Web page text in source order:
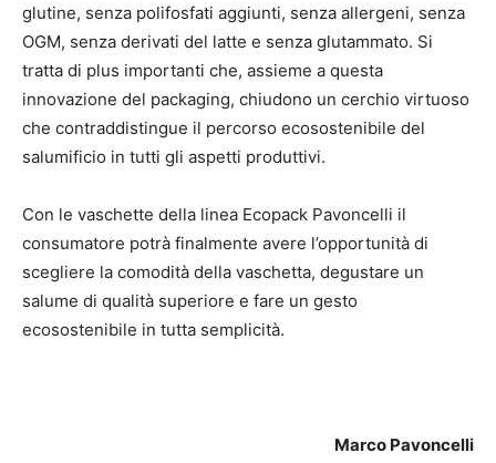
glutine, senza polifosfati aggiunti, senza allergeni, senza
OGM, senza derivati del latte e senza glutammato. Si
tratta di plus importanti che, assieme a questa
innovazione del packaging, chiudono un cerchio virtuoso
che contraddistingue il percorso ecosostenibile del
salumificio in tutti gli aspetti produttivi.
Con le vaschette della linea Ecopack Pavoncelli il
consumatore potrà finalmente avere l’opportunità di
scegliere la comodità della vaschetta, degustare un
salume di qualità superiore e fare un gesto
ecosostenibile in tutta semplicità.
Marco Pavoncelli